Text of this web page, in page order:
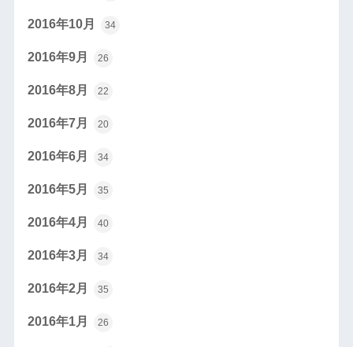
2016年10月 34
2016年9月 26
2016年8月 22
2016年7月 20
2016年6月 34
2016年5月 35
2016年4月 40
2016年3月 34
2016年2月 35
2016年1月 26